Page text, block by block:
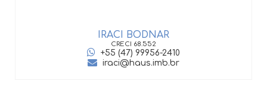
IRACI BODNAR
CRECI 68.552
+55 (47) 99956-2410
iraci@haus.imb.br